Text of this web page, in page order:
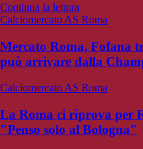
Continua la lettura
Calciomercato AS Roma
Mercato Roma, Fofana
può arrivare dalla
Calciomercato AS Roma
La Roma ci riprova per
"Penso solo al Bologna"